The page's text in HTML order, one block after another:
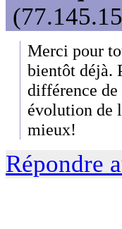
Merci pour
bientôt déjà.
différence de
évolution de
mieux!
Répondre